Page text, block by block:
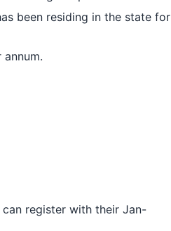
been residing in the state for
can register with their Jan-